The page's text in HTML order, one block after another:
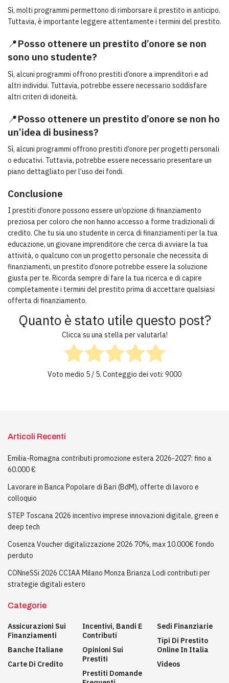
Sì, molti programmi permettono di rimborsare il prestito in anticipo.
Tuttavia, è importante leggere attentamente i termini del prestito.
📍Posso ottenere un prestito d’onore se non
sono uno studente?
Sì, alcuni programmi offrono prestiti d’onore a imprenditori e ad
altri individui. Tuttavia, potrebbe essere necessario soddisfare
altri criteri di idoneità.
📍Posso ottenere un prestito d’onore se non ho
un’idea di business?
Sì, alcuni programmi offrono prestiti d’onore per progetti personali
o educativi. Tuttavia, potrebbe essere necessario presentare un
piano dettagliato per l’uso dei fondi.
Conclusione
I prestiti d’onore possono essere un’opzione di finanziamento
preziosa per coloro che non hanno accesso a forme tradizionali di
credito. Che tu sia uno studente in cerca di finanziamenti per la tua
educazione, un giovane imprenditore che cerca di avviare la tua
attività, o qualcuno con un progetto personale che necessita di
finanziamenti, un prestito d’onore potrebbe essere la soluzione
giusta per te. Ricorda sempre di fare la tua ricerca e di capire
completamente i termini del prestito prima di accettare qualsiasi
offerta di finanziamento.
Quanto è stato utile questo post?
Clicca su una stella per valutarla!
Voto medio 5 / 5. Conteggio dei voti: 9000
Articoli Recenti
Emilia-Romagna contributi promozione estera 2026-2027: fino a
60.000 €
Lavorare in Banca Popolare di Bari (BdM), offerte di lavoro e
colloquio
STEP Toscana 2026 incentivo imprese innovazioni digitale, green e
deep tech
Cosenza Voucher digitalizzazione 2026 70%, max 10.000€ fondo
perduto
CONneSSi 2026 CCIAA Milano Monza Brianza Lodi contributi per
strategie digitali estero
Categorie
Assicurazioni Sui
Finanziamenti
Banche Italiane
Carte Di Credito
Incentivi, Bandi E
Contributi
Opinioni Sui
Prestiti
Prestiti Domande
Sedi Finanziarie
Tipi Di Prestito
Online In Italia
Videos